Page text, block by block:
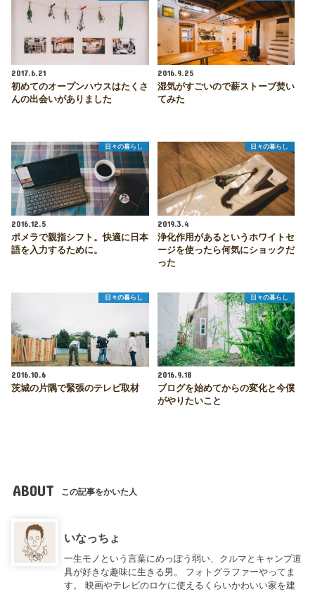
2017.6.21
初めてのオープンハウスはたくさ
んの出会いがありました
2016.9.25
湿気がすごいので薪ストーブ焚い
てみた
日々の暮らし
2016.12.5
ポメラで親指シフト。快適に日本
語を入力するために。
日々の暮らし
2019.3.4
浄化作用があるというホワイトセ
ージを使ったら何気にショックだ
った
日々の暮らし
2016.10.6
茨城の片隅で緊張のテレビ取材
日々の暮らし
2016.9.18
ブログを始めてからの変化と今僕
がやりたいこと
ABOUT この記事をかいた人
いなっちょ
一生モノという言葉にめっぽう弱い、クルマとキャンプ道
具が好きな趣味に生きる男。 フォトグラファーやってま
す。 映画やテレビのロケに使えるくらいかわいい家を建